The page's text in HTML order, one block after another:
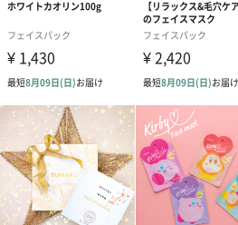
水、メチルプロパンジ
プリル酸／カプリン酸）
22）アルコール、ベタ
ル、ヒドロキシアセトフ
水添ヒマシ油、キシリ
シリトール、酸化チタン
クリレート-13、ステアリ
酸グリセリル、キシリト
イソブテン、キサンタン
ス、アスコルビルリン酸
酢酸トコフェロール、ピ
ソルベート20、イソステ
Al、アルニカ花エキス